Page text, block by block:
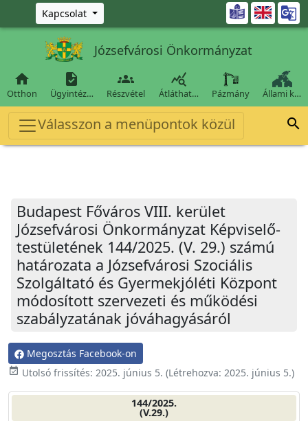
Ugrás a fő tartalomra
Kapcsolat 
Józsefvárosi Önkormányzat

Otthon

Ügyintéz…

Részvétel

Átláthat… Pázmány Állami k…
Válasszon a menüpontok közül 
Budapest Főváros VIII. kerület
Józsefvárosi Önkormányzat Képviselő-
testületének 144/2025. (V. 29.) számú
határozata a Józsefvárosi Szociális
Szolgáltató és Gyermekjóléti Központ
módosított szervezeti és működési
szabályzatának jóváhagyásáról
Megosztás Facebook-on
event_available Utolsó frissítés: 2025. június 5. (Létrehozva: 2025. június 5.)
144/2025.
(V.29.)